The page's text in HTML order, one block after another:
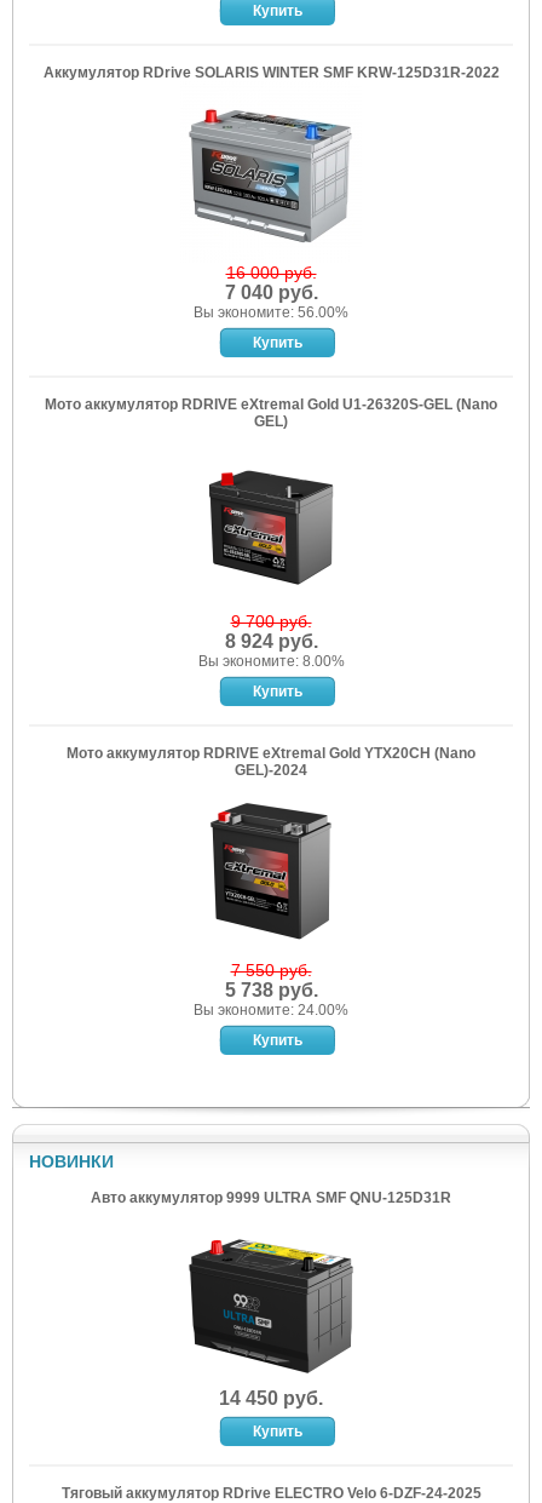
Аккумулятор RDrive SOLARIS WINTER SMF KRW-125D31R-2022
16 000 руб.
7 040 руб.
Вы экономите: 56.00%
Мото аккумулятор RDRIVE eXtremal Gold U1-26320S-GEL (Nano
GEL)
9 700 руб.
8 924 руб.
Вы экономите: 8.00%
Мото аккумулятор RDRIVE eXtremal Gold YTX20CH (Nano
GEL)-2024
7 550 руб.
5 738 руб.
Вы экономите: 24.00%
НОВИНКИ
Авто аккумулятор 9999 ULTRA SMF QNU-125D31R
14 450 руб.
Тяговый аккумулятор RDrive ELECTRO Velo 6-DZF-24-2025